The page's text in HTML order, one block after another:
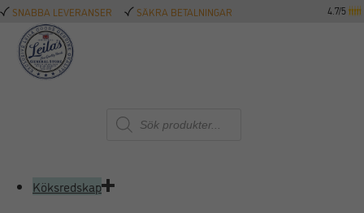
SNABBA LEVERANSER SÄKRA BETALNINGAR 4.7/5
Produktsökning
Köksredskap